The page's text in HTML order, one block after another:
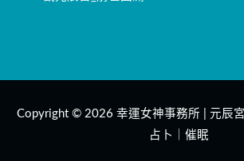
Copyright © 2026 幸運女神事務所 | 元辰
占卜｜催眠